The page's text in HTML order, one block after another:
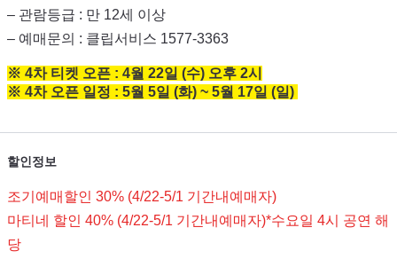
– 관람등급 : 만 12세 이상
– 예매문의 : 클립서비스 1577-3363
※ 4차 티켓 오픈 : 4월 22일 (수) 오후 2시
※ 4차 오픈 일정 : 5월 5일 (화) ~ 5월 17일 (일)
할인정보
조기예매할인 30% (4/22-5/1 기간내예매자)
마티네 할인 40% (4/22-5/1 기간내예매자)*수요일 4시 공연 해
당